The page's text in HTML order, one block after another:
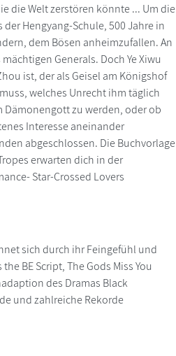
die Welt zerstören könnte ... Um die
Hengyang-Schule, 500 Jahre in
dem Bösen anheimzufallen. An
Generals. Doch Ye Xiwu
ist, der als Geisel am Königshof
welches Unrecht ihm täglich
Dämonengott zu werden, oder ob
Interesse aneinander
abgeschlossen. Die Buchvorlage
erwarten dich in der
Star-Crossed Lovers
sich durch ihr Feingefühl und
BE Script, The Gods Miss You
des Dramas Black
und zahlreiche Rekorde